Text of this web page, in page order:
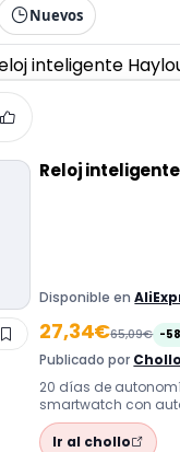
Nuevos
inteligente
Reloj
Disponible en
27,34€65,09€ -
Publicado por
20 días de
smartwatch con
modelos de
Ir al chollo